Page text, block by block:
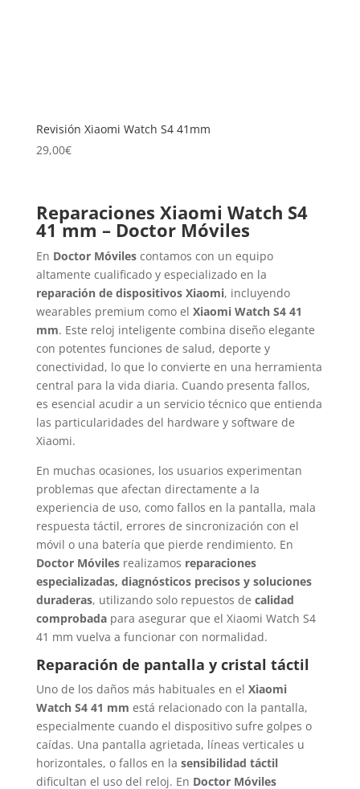
Revisión Xiaomi Watch S4 41mm
29,00€
Reparaciones Xiaomi Watch S4
41 mm – Doctor Móviles
En Doctor Móvilescontamos con un equipo
altamente cualificado y especializado en la
reparación de dispositivos Xiaomi, incluyendo
wearables premium como el Xiaomi Watch S4 41
mm. Este reloj inteligente combina diseño elegante
con potentes funciones de salud, deporte y
conectividad, lo que lo convierte en una herramienta
central para la vida diaria. Cuando presenta fallos,
es esencial acudir a un servicio técnico que entienda
las particularidades del hardware y software de
Xiaomi.
En muchas ocasiones, los usuarios experimentan
problemas que afectan directamente a la
experiencia de uso, como fallos en la pantalla, mala
respuesta táctil, errores de sincronización con el
móvil o una batería que pierde rendimiento. En
Doctor Móvilesrealizamos reparaciones
especializadas, diagnósticos precisos y soluciones
duraderas, utilizando solo repuestos de calidad
comprobadapara asegurar que el Xiaomi Watch S4
41 mm vuelva a funcionar con normalidad.
Reparación de pantalla y cristal táctil
Uno de los daños más habituales en el Xiaomi
Watch S4 41 mm está relacionado con la pantalla,
especialmente cuando el dispositivo sufre golpes o
caídas. Una pantalla agrietada, líneas verticales u
horizontales, o fallos en la sensibilidad táctil
dificultan el uso del reloj. En Doctor Móviles